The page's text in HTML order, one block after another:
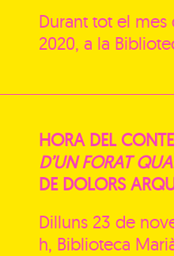
Durant tot el
2020, a la
HORA DEL
D’UN FORAT
DE DOLORS
Dilluns 23 de
h, Biblioteca